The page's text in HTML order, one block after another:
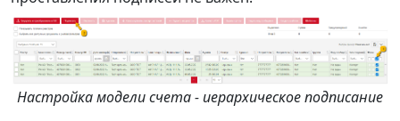
Настройка модели счета - иерархическое подписание